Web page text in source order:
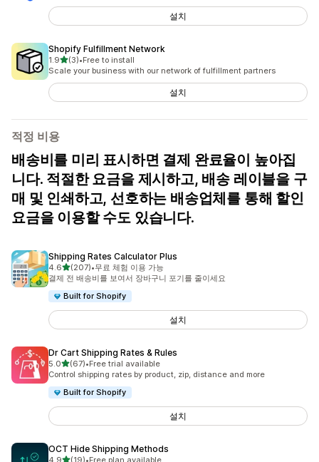
설치
Shopify Fulfillment Network
1.9별 5개 중
(3)
총 리뷰 3개
•Free to install
Scale your business with our network of fulfillment partners
설치
적정 비용
배송비를 미리 표시하면 결제 완료율이 높아집
니다. 적절한 요금을 제시하고, 배송 레이블을 구
매 및 인쇄하고, 선호하는 배송업체를 통해 할인
요금을 이용할 수도 있습니다.
Shipping Rates Calculator Plus
4.6별 5개 중
(207)
총 리뷰 207개
•무료 체험 이용 가능
결제 전 배송비를 보여서 장바구니 포기를 줄이세요
Built for Shopify
설치
Dr Cart Shipping Rates & Rules
5.0별 5개 중
(67)
총 리뷰 67개
•Free trial available
Control shipping rates by product, zip, distance and more
Built for Shopify
설치
OCT Hide Shipping Methods
4.9별 5개 중
(19)•Free plan available